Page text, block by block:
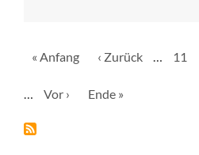
Erste
« Anfang
Vorherige
‹ Zurück Seite
11
Nächste
Vor ›
Letzte
Ende »